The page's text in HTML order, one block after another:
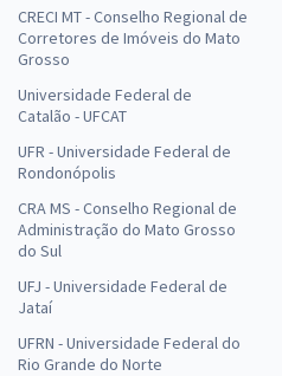
CRECI MT - Conselho Regional de
Corretores de Imóveis do Mato
Grosso
Universidade Federal de
Catalão - UFCAT
UFR - Universidade Federal de
Rondonópolis
CRA MS - Conselho Regional de
Administração do Mato Grosso
do Sul
UFJ - Universidade Federal de
Jataí
UFRN - Universidade Federal do
Rio Grande do Norte